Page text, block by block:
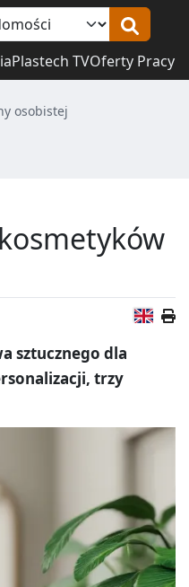
Plastech TVOferty Pracy
osobistej
sztucznego dla
trzy